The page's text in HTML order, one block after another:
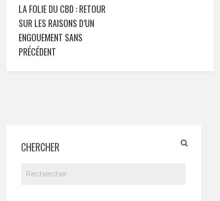
LA FOLIE DU CBD : RETOUR
SUR LES RAISONS D’UN
ENGOUEMENT SANS
PRÉCÉDENT
CHERCHER